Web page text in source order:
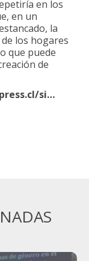
en los
en un
la
los hogares
que puede
de
si…